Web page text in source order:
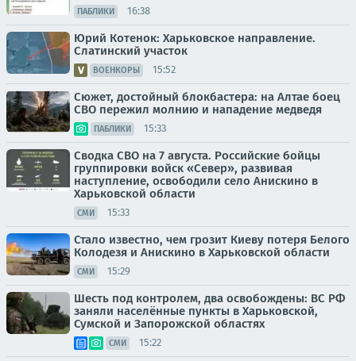
ПАБЛИКИ 16:38
Юрий Котенок: Харьковское направление.
Слатинский участок
ВОЕНКОРЫ 15:52
Сюжет, достойный блокбастера: на Алтае боец
СВО пережил молнию и нападение медведя
ПАБЛИКИ 15:33
Сводка СВО на 7 августа. Российские бойцы
группировки войск «Север», развивая
наступление, освободили село Анискино в
Харьковской области
СМИ 15:33
Стало известно, чем грозит Киеву потеря Белого
Колодезя и Анискино в Харьковской области
СМИ 15:29
Шесть под контролем, два освобождены: ВС РФ
заняли населённые пункты в Харьковской,
Сумской и Запорожской областях
СМИ 15:22